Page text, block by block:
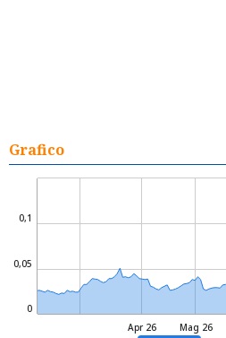
Grafico
Mag 26
Apr 26
0
0,05
0,1